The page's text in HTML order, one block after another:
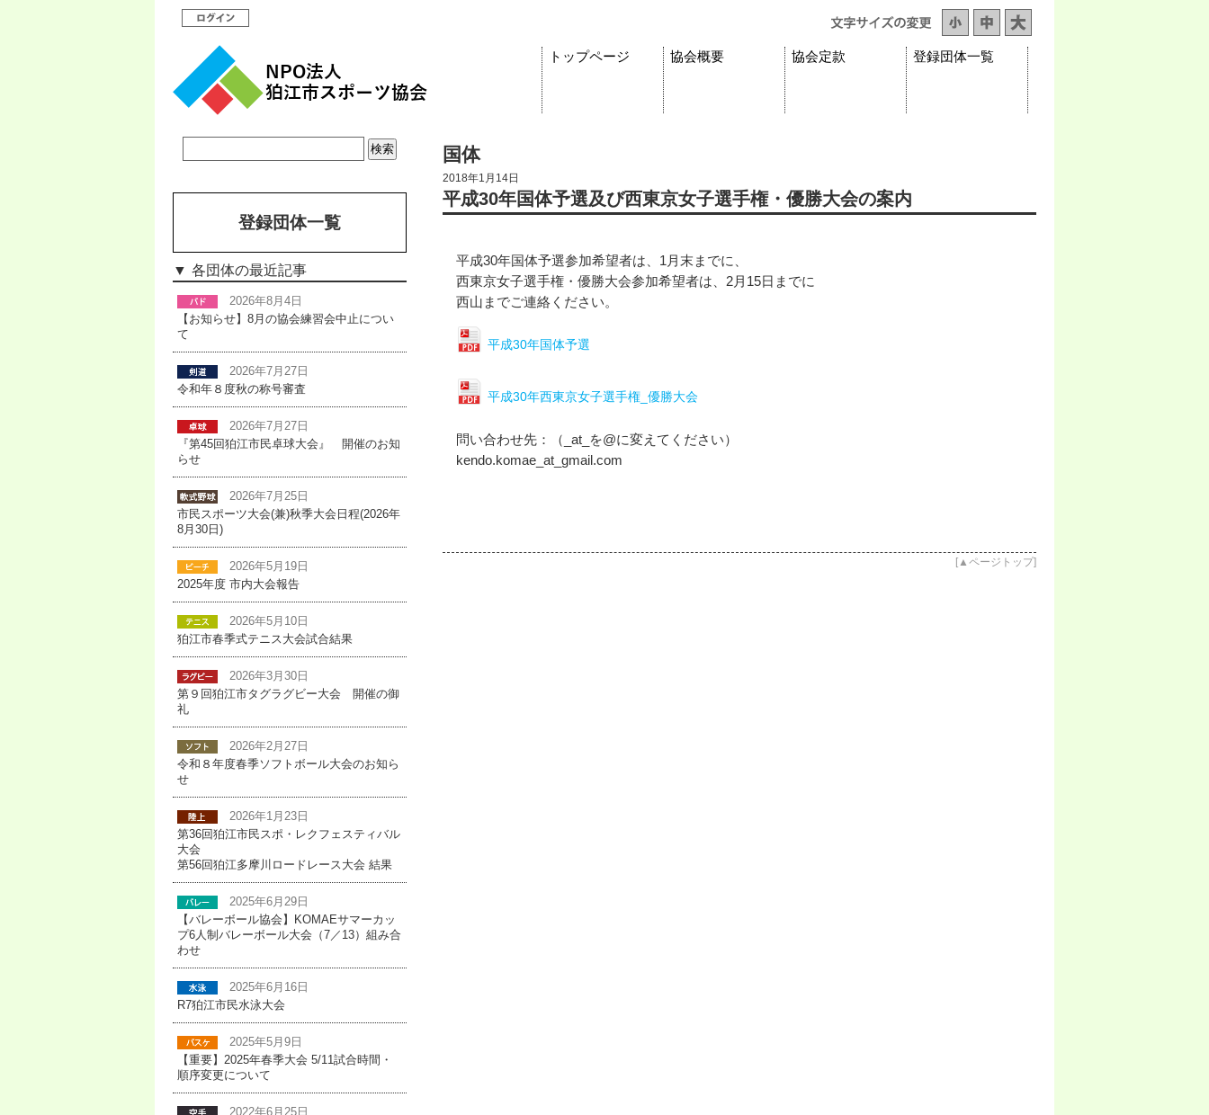
トップページ 協会概要 協会定款 登録団体一覧
国体
2018年1月14日
平成30年国体予選及び西東京女子選手権・優勝大会の案内
平成30年国体予選参加希望者は、1月末までに、
西東京女子選手権・優勝大会参加希望者は、2月15日までに
西山までご連絡ください。
平成30年国体予選
平成30年西東京女子選手権_優勝大会
問い合わせ先：（_at_を@に変えてください）
kendo.komae_at_gmail.com
[▲ページトップ]
登録団体一覧
各団体の最近記事
2026年8月4日
【お知らせ】8月の協会練習会中止につい
て
2026年7月27日
令和年８度秋の称号審査
2026年7月27日
『第45回狛江市民卓球大会』 開催のお知
らせ
2026年7月25日
市民スポーツ大会(兼)秋季大会日程(2026年
8月30日)
2026年5月19日
2025年度 市内大会報告
2026年5月10日
狛江市春季式テニス大会試合結果
2026年3月30日
第９回狛江市タグラグビー大会 開催の御
礼
2026年2月27日
令和８年度春季ソフトボール大会のお知ら
せ
2026年1月23日
第36回狛江市民スポ・レクフェスティバル
大会
第56回狛江多摩川ロードレース大会 結果
2025年6月29日
【バレーボール協会】KOMAEサマーカッ
プ6人制バレーボール大会（7／13）組み合
わせ
2025年6月16日
R7狛江市民水泳大会
2025年5月9日
【重要】2025年春季大会 5/11試合時間・
順序変更について